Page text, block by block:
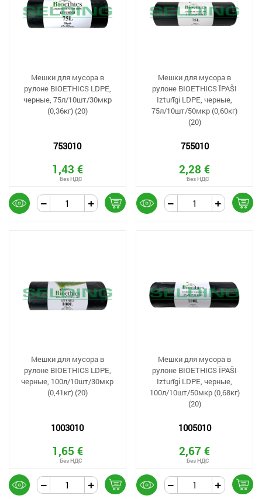
Мешки для мусора в
рулоне BIOETHICS LDPE,
черные, 75л/10шт/30мкр
(0,36кг) (20)
753010
1,43 €
Мешки для мусора в
рулоне BIOETHICS ĪPAŠI
Izturīgi LDPE, черные,
75л/10шт/50мкр (0,60кг)
(20)
755010
2,28 €
Мешки для мусора в
рулоне BIOETHICS LDPE,
черные, 100л/10шт/30мкр
(0,41кг) (20)
1003010
1,65 €
Мешки для мусора в
рулоне BIOETHICS ĪPAŠI
Izturīgi LDPE, черные,
100л/10шт/50мкр (0,68кг)
(20)
1005010
2,67 €